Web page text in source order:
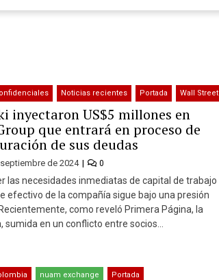
Noticias recientes Portada Wall Street
inyectaron US$5 millones en
que entrará en proceso de
de sus deudas
de 2024 0
las necesidades inmediatas de capital de trabajo
efectivo de la compañía sigue bajo una presión
como reveló Primera Página, la
en un conflicto entre socios…
nuam exchange Portada